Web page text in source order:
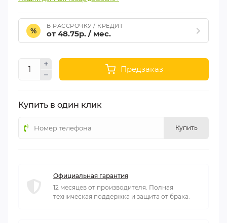
%
В РАССРОЧКУ / КРЕДИТ
от 48.75р. / мес.
Предзаказ
Купить в один клик
Купить
Официальная гарантия
12 месяцев от производителя. Полная
техническая поддержка и защита от брака.